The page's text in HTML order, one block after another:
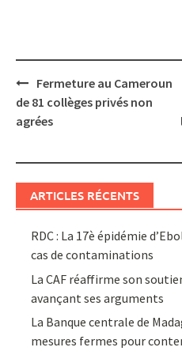
Post
navigation
Fermeture au Cameroun
de 81 collèges privés non
agrées
ARTICLES RÉCENTS
RDC : La 17è épidémie
cas de contaminations
La CAF réaffirme son
avançant ses arguments
La Banque centrale de
mesures fermes pour